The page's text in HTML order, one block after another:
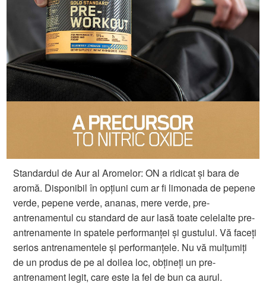
Standardul de Aur al Aromelor: ON a ridicat și bara de
aromă. Disponibil în opțiuni cum ar fi limonada de pepene
verde, pepene verde, ananas, mere verde, pre-
antrenamentul cu standard de aur lasă toate celelalte pre-
antrenamente in spatele performanței și gustului. Vă faceți
serios antrenamentele și performanțele. Nu vă mulțumiți
de un produs de pe al doilea loc, obțineți un pre-
antrenament legit, care este la fel de bun ca aurul.